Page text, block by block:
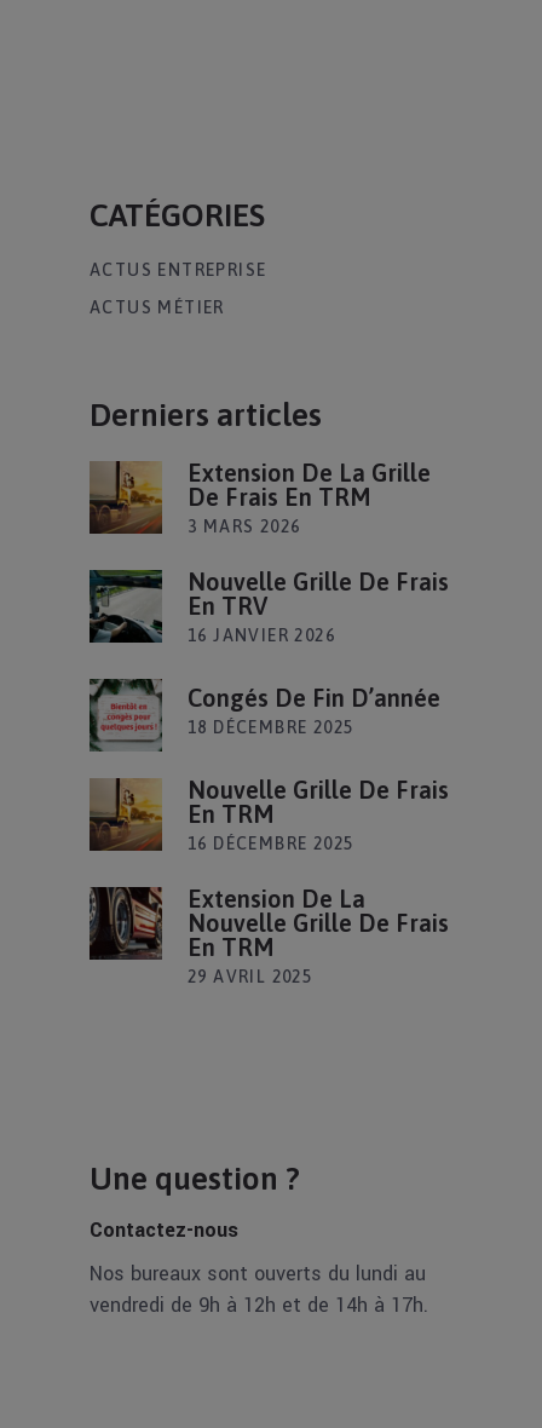
CATÉGORIES
ACTUS ENTREPRISE
ACTUS MÉTIER
Derniers articles
Extension De La Grille
De Frais En TRM
3 MARS 2026
Nouvelle Grille De Frais
En TRV
16 JANVIER 2026
Congés De Fin D’année
18 DÉCEMBRE 2025
Nouvelle Grille De Frais
En TRM
16 DÉCEMBRE 2025
Extension De La
Nouvelle Grille De Frais
En TRM
29 AVRIL 2025
Une question ?
Contactez-nous
Nos bureaux sont ouverts du lundi au
vendredi de 9h à 12h et de 14h à 17h.